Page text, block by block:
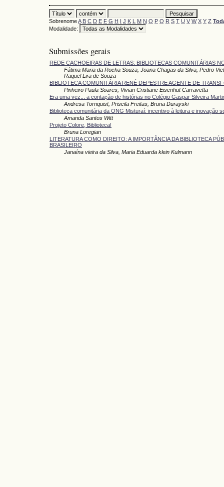
SobrenomeA B C D E F G H I J K L M N O P Q R S T U V W X Y Z
Modalidade:
Submissões gerais
REDE CACHOEIRAS DE LETRAS: BIBLIOTECAS COMUNITÁRIAS
Fátima Maria da Rocha Souza, Joana Chagas da Silva, Pedro
Raquel Lira de Souza
BIBLIOTECA COMUNITÁRIA RENÉ DEPESTRE AGENTE DE
Pinheiro Paula Soares, Vivian Cristiane Eisenhut Carravetta
Era uma vez... a contação de histórias no Colégio Gaspar Silveira
Andresa Tornquist, Priscila Freitas, Bruna Durayski
Biblioteca comunitária da ONG Misturaí: incentivo à leitura e inovação
Amanda Santos Witt
Projeto Colore, Biblioteca!
Bruna Loregian
LITERATURA COMO DIREITO: A IMPORTÂNCIA DA BIBLIOTECA
BRASILEIRO
Janaína vieira da Silva, Maria Eduarda klein Kulmann